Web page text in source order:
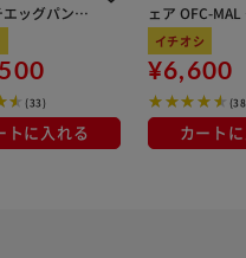
エッグパン入
ット IHガス
12S ブラ
ック
(33)
トに入れる
ェア OFC-
ン
イチオシ
¥6,600
カート